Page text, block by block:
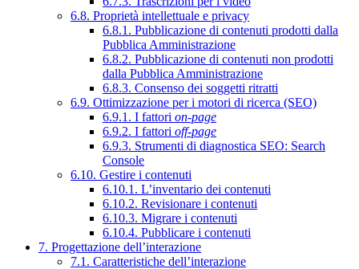
6.8. Proprietà intellettuale e privacy
6.8.1. Pubblicazione di contenuti prodotti dalla
Pubblica Amministrazione
6.8.2. Pubblicazione di contenuti non prodotti
dalla Pubblica Amministrazione
6.8.3. Consenso dei soggetti ritratti
6.9. Ottimizzazione per i motori di ricerca (SEO)
6.9.1. I fattori on-page
6.9.2. I fattori off-page
6.9.3. Strumenti di diagnostica SEO: Search
Console
6.10. Gestire i contenuti
6.10.1. L’inventario dei contenuti
6.10.2. Revisionare i contenuti
6.10.3. Migrare i contenuti
6.10.4. Pubblicare i contenuti
7. Progettazione dell’interazione
7.1. Caratteristiche dell’interazione